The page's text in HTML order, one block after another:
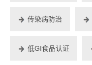
传染病防治
低GI食品认证